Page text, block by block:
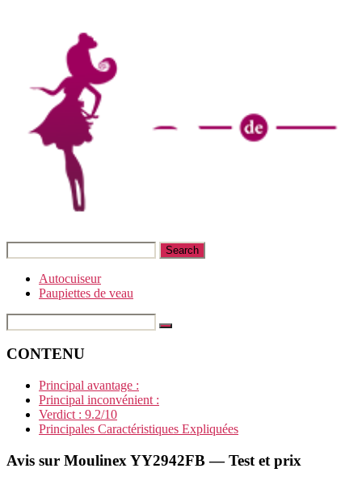
Autocuiseur
Paupiettes de veau
CONTENU
Principal avantage :
Principal inconvénient :
Verdict : 9.2/10
Principales Caractéristiques Expliquées
Avis sur Moulinex YY2942FB — Test et prix